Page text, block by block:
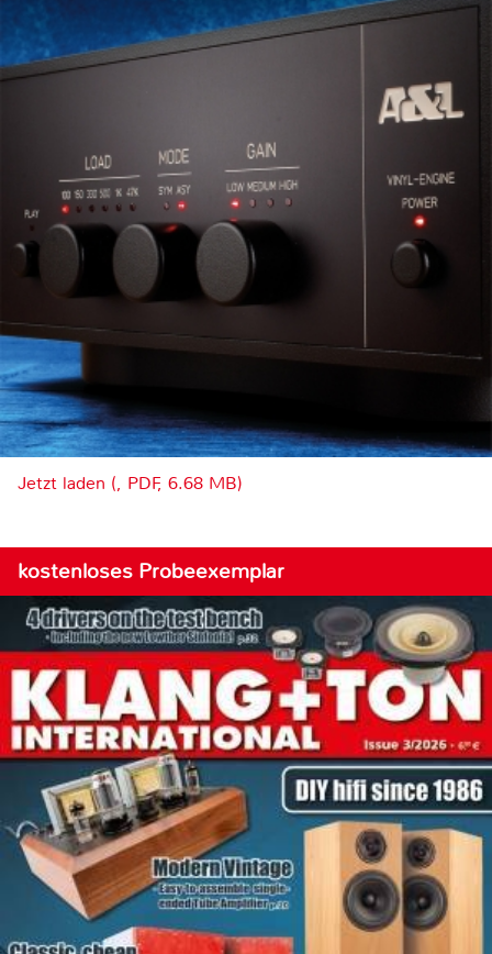
Jetzt laden (, PDF, 6.68 MB)
kostenloses Probeexemplar